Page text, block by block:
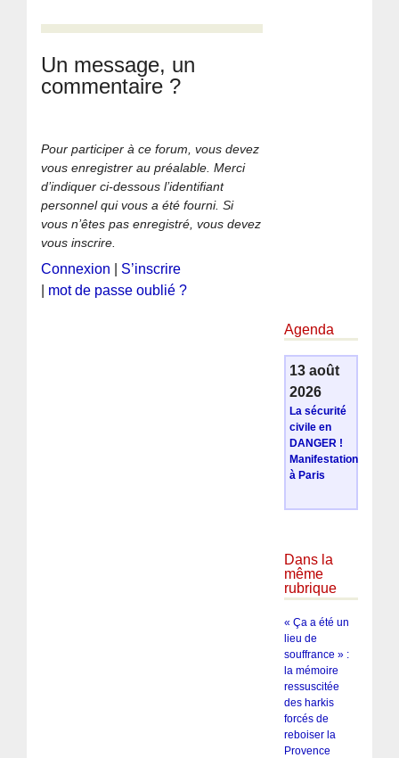
Un message, un
commentaire ?
Pour participer à ce forum, vous devez
vous enregistrer au préalable. Merci
d’indiquer ci-dessous l’identifiant
personnel qui vous a été fourni. Si
vous n’êtes pas enregistré, vous devez
vous inscrire.
Connexion
S’inscrire
mot de passe oublié ?
Agenda
13 août
2026
La sécurité
civile en
DANGER !
Manifestation
à Paris
Dans la
même
rubrique
« Ça a été un
lieu de
souffrance » :
la mémoire
ressuscitée
des harkis
forcés de
reboiser la
Provence